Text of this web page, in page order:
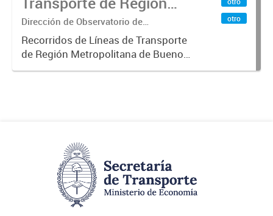
Metropolitana de
Buenos Aires (RMBA)
Dirección de Observatorio de
Transporte, Estudio y Sistemas
Recorridos de Líneas de Transporte
de Región Metropolitana de Buenos
Aires (RMBA).-
otro